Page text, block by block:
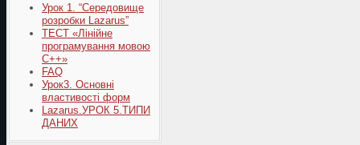
Урок 1. “Середовище
розробки Lazarus”
ТЕСТ «Лінійне
програмування мовою
С++»
FAQ
Урок3. Основні
властивості форм
Lazarus.УРОК 5.ТИПИ
ДАНИХ